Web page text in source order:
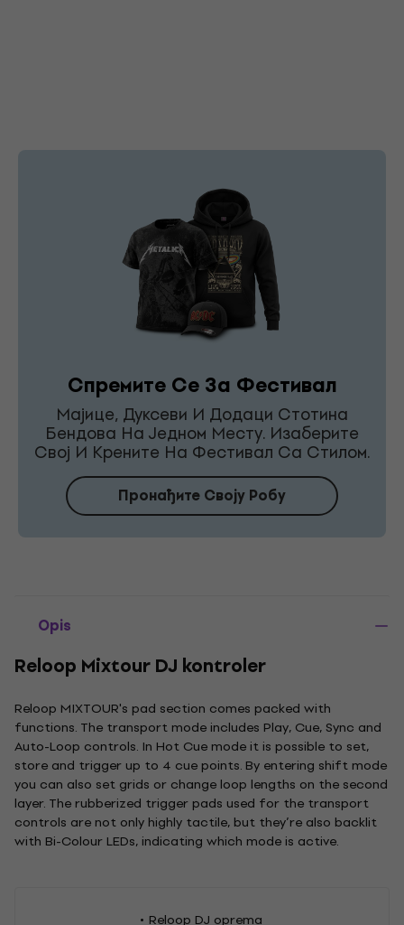
Спремите Се За Фестивал
Мајице, Дуксеви И Додаци Стотина
Бендова На Једном Месту. Изаберите
Свој И Крените На Фестивал Са Стилом.
Пронађите Своју Робу
Opis
Reloop Mixtour DJ kontroler
Reloop MIXTOUR's pad section comes packed with
functions. The transport mode includes Play, Cue, Sync and
Auto-Loop controls. In Hot Cue mode it is possible to set,
store and trigger up to 4 cue points. By entering shift mode
you can also set grids or change loop lengths on the second
layer. The rubberized trigger pads used for the transport
controls are not only highly tactile, but they’re also backlit
with Bi-Colour LEDs, indicating which mode is active.
Reloop DJ oprema